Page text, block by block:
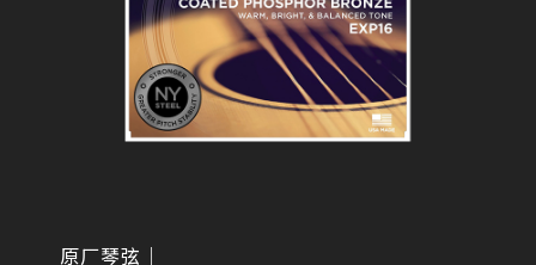
原厂琴弦｜